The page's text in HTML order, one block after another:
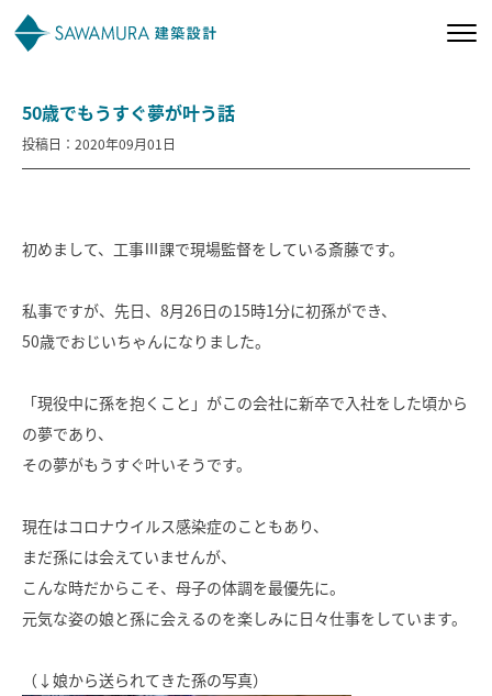
私たちの想い
施工事例
お客様の声
モデルハウス
資料請求
50歳でもうすぐ夢が叶う話
投稿日：2020年09月01日
初めまして、工事Ⅲ課で現場監督をしている斎藤です。
私事ですが、先日、8月26日の15時1分に初孫ができ、
50歳でおじいちゃんになりました。
「現役中に孫を抱くこと」がこの会社に新卒で入社をした頃から
の夢であり、
その夢がもうすぐ叶いそうです。
現在はコロナウイルス感染症のこともあり、
まだ孫には会えていませんが、
こんな時だからこそ、母子の体調を最優先に。
元気な姿の娘と孫に会えるのを楽しみに日々仕事をしています。
（↓娘から送られてきた孫の写真）